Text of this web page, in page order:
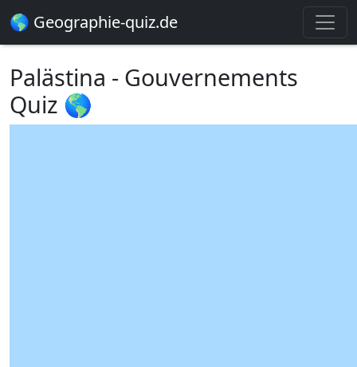
🌎 Geographie-quiz.de
Palästina - Gouvernements
Quiz 🌎